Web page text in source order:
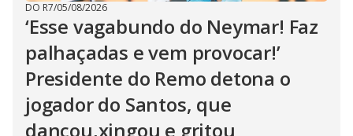
DO R7/05/08/2026
‘Esse vagabundo do Neymar! Faz
palhaçadas e vem provocar!’
Presidente do Remo detona o
jogador do Santos, que
dançou,xingou e gritou